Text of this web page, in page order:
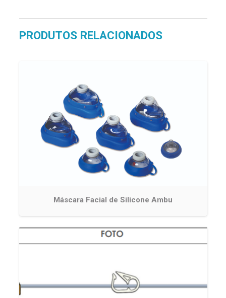
PRODUTOS RELACIONADOS
Máscara Facial de Silicone Ambu